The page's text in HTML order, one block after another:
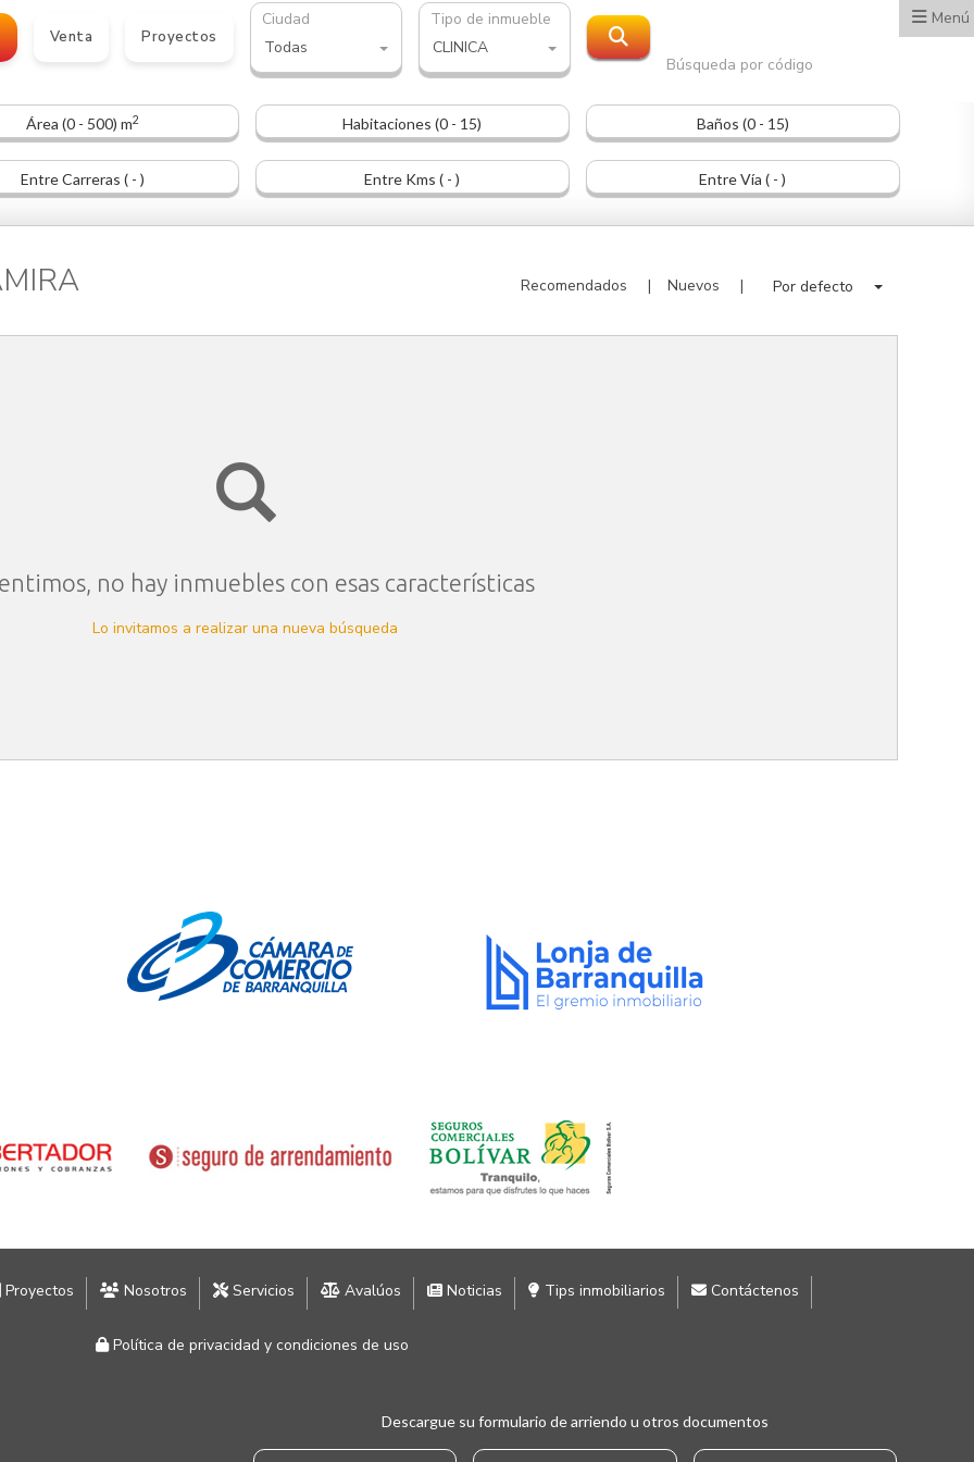
Menú
Venta Proyectos
Ciudad
Todas
Tipo de inmueble
CLINICA
Búsqueda por código
Área (0 - 500) m2 Habitaciones (0 - 15) Baños (0 - 15)
Entre Carreras ( - ) Entre Kms ( - ) Entre Vía ( - )
Recomendados Nuevos Por defecto
no hay inmuebles con esas características
Lo invitamos a realizar una nueva búsqueda
Proyectos Nosotros Servicios Avalúos Noticias Tips inmobiliarios Contáctenos
Política de privacidad y condiciones de uso
Descargue su formulario de arriendo u otros documentos